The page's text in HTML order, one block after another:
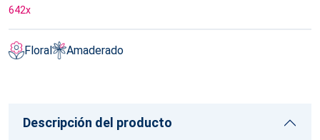
642x
Floral Amaderado
Descripción del producto